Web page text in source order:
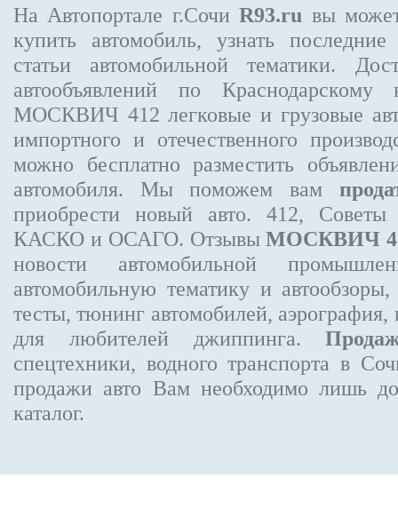
На Автопортале г.СочиR93.ru вы
купить автомобиль, узнать
статьи автомобильной тематики.
автообъявлений по
МОСКВИЧ 412 легковые и грузовые
импортного и отечественного
можно бесплатно разместить
автомобиля. Мы поможем вам
приобрести новый авто. 412, Советы
КАСКО и ОСАГО. ОтзывыМОСКВИЧ
новости автомобильной
автомобильную тематику и
тесты, тюнинг автомобилей,
для любителей джиппинга.
спецтехники, водного транспорта в
продажи авто Вам необходимо лишь
каталог.